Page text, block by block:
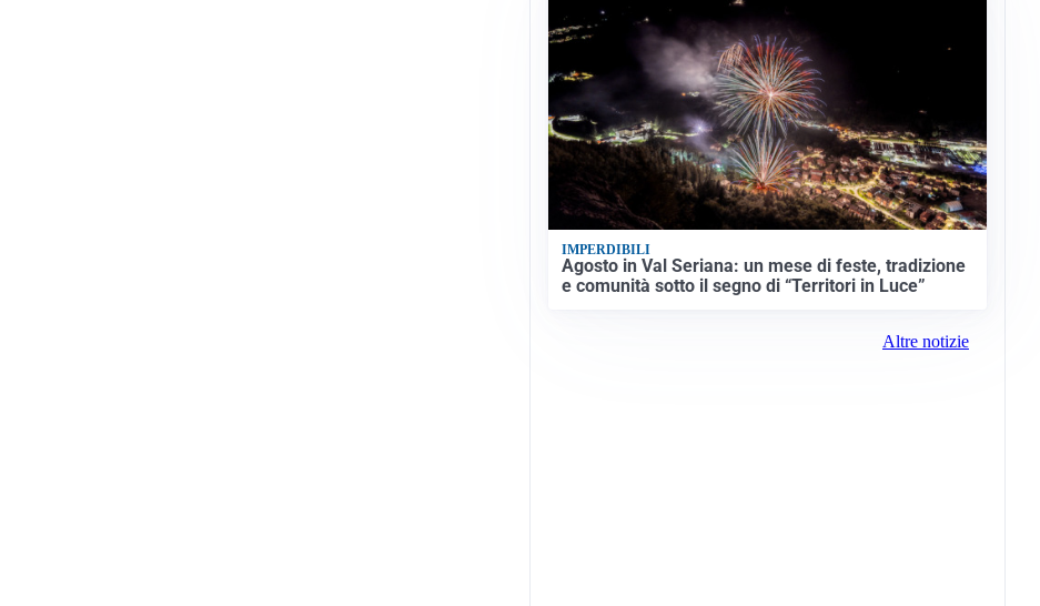
IMPERDIBILI
Agosto in Val Seriana: un mese di feste, tradizione
e comunità sotto il segno di “Territori in Luce”
Altre notizie